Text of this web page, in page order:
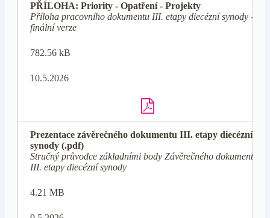
PŘÍLOHA: Priority - Opatření - Projekty
Příloha pracovního dokumentu III. etapy diecézní synody -
finální verze
782.56 kB
10.5.2026
Prezentace závěrečného dokumentu III. etapy diecézní
synody (.pdf)
Stručný průvodce základními body Závěrečného dokumentu
III. etapy diecézní synody
4.21 MB